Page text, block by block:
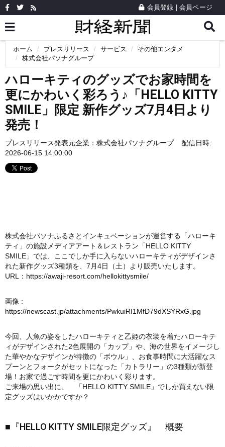
会員登録 会員ページ
ホーム プレスリリース サービス
その他エンタメ
株式会社パソナグループ
ハローキティのグッズでお家時間を
更にかわいく彩ろう♪「HELLO KITTY
SMILE」限定 新作グッズ7月4日より
発売！
プレスリリース発表元企業： 株式会社パソナグループ
配信日時:
2026-06-15 14:00:00
株式会社パソナふるさとインキュベーションが運営する「ハローキ
ティ」の施設メディアアート＆レストラン「HELLO KITTY
SMILE」では、ここでしか手に入らないハローキティがデザインさ
れた新作グッズ3種類を、7月4日（土）より販売いたします。
URL： https://awaji-resort.com/hellokittysmile/
画像 :
https://newscast.jp/attachments/PwkuiRI1MfD79dXSYRxG.jpg
今回、人魚の姿をしたハローキティと乙姫の衣装を着たハローキテ
ィがデザインされた2色展開の「カップ」や、海の世界をイメージし
た華やかなデザインが特徴の「ボウル」、お食事時間に大活躍なス
プーンとフォークがセットになった「カトラリー」の3種類が新登
場！お家で過ごす時間を更にかわいく彩ります。
ご来場の思い出に、 「HELLO KITTY SMILE」でしか買えない限
定グッズはいかかですか？
■『HELLO KITTY SMILE限定グッズ』 概要